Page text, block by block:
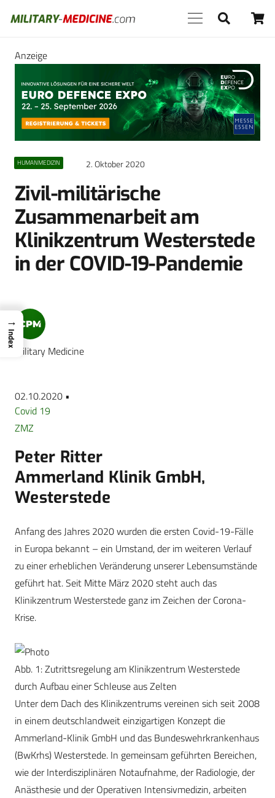
Anzeige
HUMANMEDIZIN 2. Oktober 2020
Zivil-militärische
Zusammenarbeit am
Klinikzentrum Westerstede
in der COVID-19-Pandemie
Military Medicine
02.10.2020 •
Covid 19
ZMZ
Peter Ritter
Ammerland Klinik GmbH,
Westerstede
Anfang des Jahres 2020 wurden die ersten Covid-19-Fälle
in Europa bekannt – ein Umstand, der im weiteren Verlauf
zu einer erheblichen Veränderung unserer Lebensumstände
geführt hat. Seit Mitte März 2020 steht auch das
Klinikzentrum Westerstede ganz im Zeichen der Corona-
Krise.
Abb. 1: Zutrittsregelung am Klinikzentrum Westerstede
durch Aufbau einer Schleuse aus Zelten
Unter dem Dach des Klinikzentrums vereinen sich seit 2008
in einem deutschlandweit einzigartigen Konzept die
Ammerland-Klinik GmbH und das Bundeswehrkrankenhaus
(BwKrhs) Westerstede. In gemeinsam geführten Bereichen,
wie der Interdisziplinären Notaufnahme, der Radiologie, der
Anästhesie und der Operativen Intensivmedizin, arbeiten
→
Index